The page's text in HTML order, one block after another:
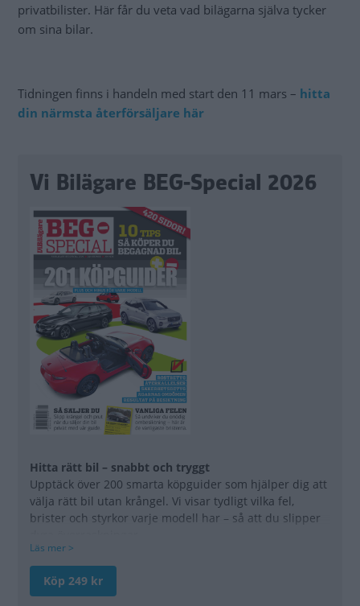
privatbilister. Här får du veta vad bilägarna själva tycker
om sina bilar.
Tidningen finns i handeln med start den 11 mars – hitta
din närmsta återförsäljare här
Vi Bilägare BEG-Special 2026
Hitta rätt bil – snabbt och tryggt
Upptäck över 200 smarta köpguider som hjälper dig att
välja rätt bil utan krångel. Vi visar tydligt vilka fel,
brister och styrkor varje modell har – så att du slipper
Missa inte alternativen
Till varje bilmodell får du tips på intressanta alternativ
Läs mer >
Köp 249 kr